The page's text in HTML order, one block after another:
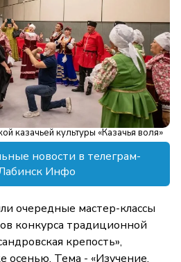
казачьей культуры «Казачья воля»
новости в телеграм-
Инфо
очередные мастер-классы
конкурса традиционной
крепость»,
осенью. Тема - «Изучение,